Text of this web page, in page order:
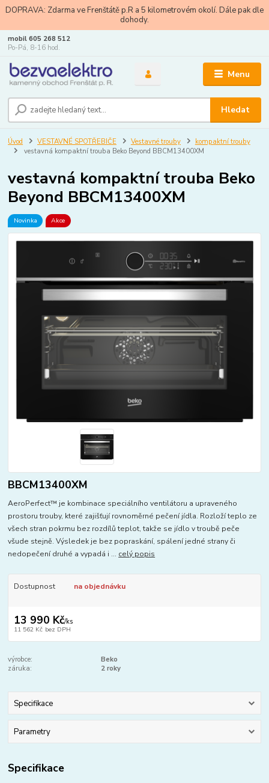
DOPRAVA: Zdarma ve Frenštátě p.R a 5 kilometrovém okolí. Dále pak dle
dohody.
Menu
Hledat
mobil 605 268 512
Po-Pá, 8-16 hod.
Úvod VESTAVNÉ SPOTŘEBIČE Vestavné trouby
kompaktní trouby
vestavná kompaktní trouba Beko Beyond BBCM13400XM
vestavná kompaktní trouba Beko
Beyond BBCM13400XM
Novinka Akce
BBCM13400XM
AeroPerfect™ je kombinace speciálního ventilátoru a upraveného
prostoru trouby, které zajišťují rovnoměrné pečení jídla. Rozloží teplo ze
všech stran pokrmu bez rozdílů teplot, takže se jídlo v troubě peče
všude stejně. Výsledek je bez popraskání, spálení jedné strany či
nedopečení druhé a vypadá i ... celý popis
Dostupnost na objednávku
13 990 Kč/ks
11 562 Kč bez DPH
výrobce:
Beko
záruka:
2 roky
Specifikace
Parametry
Specifikace